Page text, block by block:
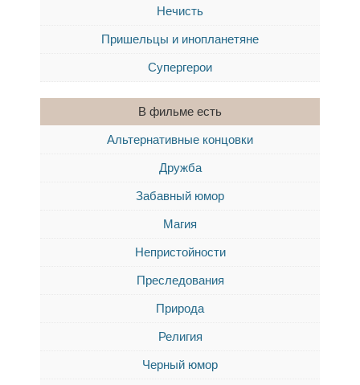
Нечисть
Пришельцы и инопланетяне
Супергерои
В фильме есть
Альтернативные концовки
Дружба
Забавный юмор
Магия
Непристойности
Преследования
Природа
Религия
Черный юмор